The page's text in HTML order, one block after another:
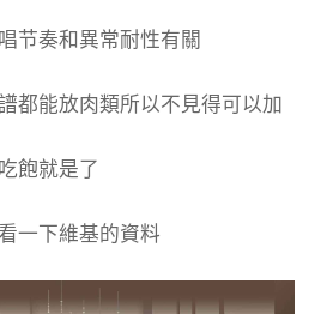
节奏和異常耐性有關
都能放肉類所以不見得可以加
飽就是了
一下維基的資料